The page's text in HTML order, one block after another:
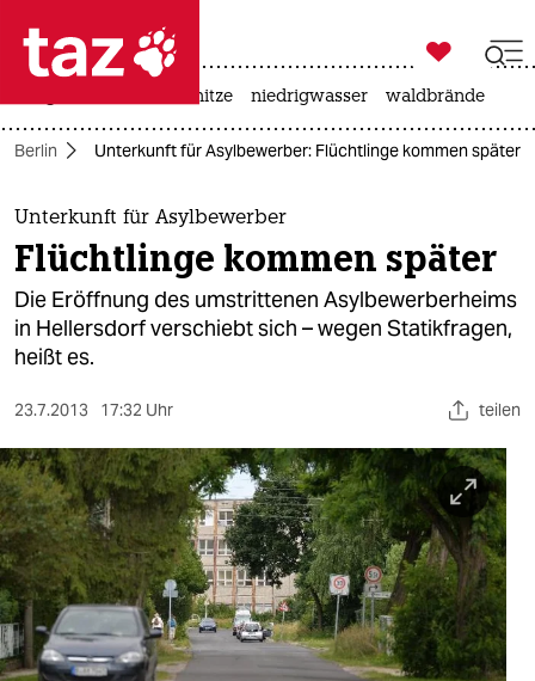
 taz zahl ich
taz zahl ich
themen
politik
öko
sport
berlin
nord
wahrheit

taz zahl ich
hitze niedrigwasser waldbrände
Berlin Unterkunft für Asylbewerber: Flüchtlinge kommen später
Unterkunft für Asylbewerber
Flüchtlinge kommen später
Die Eröffnung des umstrittenen Asylbewerberheims
in Hellersdorf verschiebt sich – wegen Statikfragen,
heißt es.
23.7.2013 17:32 Uhr teilen